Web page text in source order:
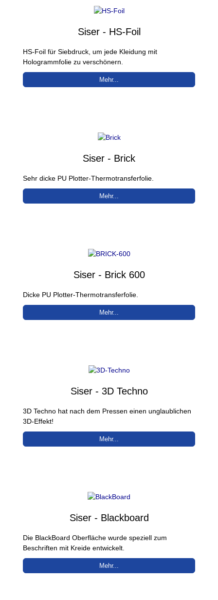
Siser - HS-Foil
HS-Foil für Siebdruck, um jede Kleidung mit
Hologrammfolie zu verschönern.
Mehr...
Siser - Brick
Sehr dicke PU Plotter-Thermotransferfolie.
Mehr...
Siser - Brick 600
Dicke PU Plotter-Thermotransferfolie.
Mehr...
Siser - 3D Techno
3D Techno hat nach dem Pressen einen unglaublichen
3D-Effekt!
Mehr...
Siser - Blackboard
Die BlackBoard Oberfläche wurde speziell zum
Beschriften mit Kreide entwickelt.
Mehr...